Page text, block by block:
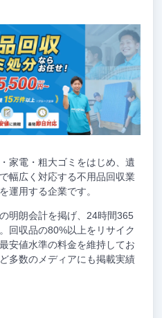
家電・粗大ゴミをはじめ、遺
幅広く対応する不用品回収業
を運用する企業です。
明朗会計を掲げ、24時間365
回収品の80%以上をリサイク
安値水準の料金を維持してお
多数のメディアにも掲載実績